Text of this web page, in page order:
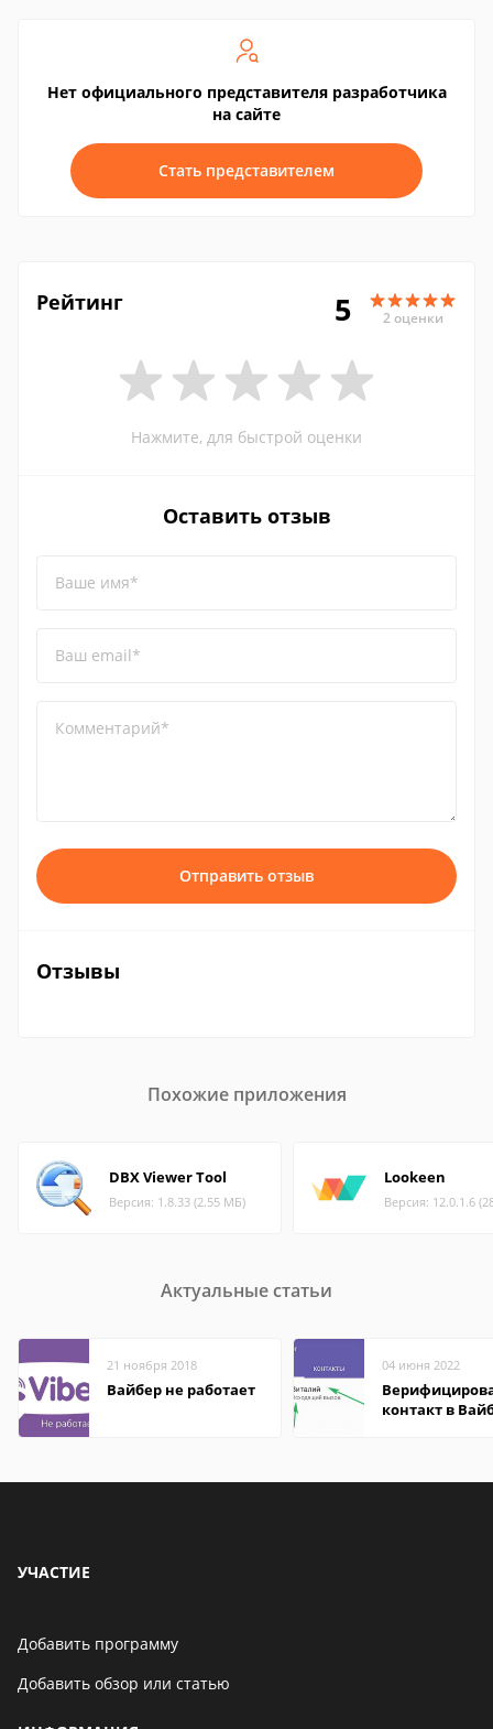
Нет официального представителя разработчика
на сайте
Стать представителем
Рейтинг 5 2 оценки
Нажмите, для быстрой оценки
Оставить отзыв
Ваше имя*
Ваш email*
Комментарий*
Отправить отзыв
Отзывы
Похожие приложения
DBX Viewer Tool
Версия: 1.8.33 (2.55 МБ)
Lookeen
Версия: 12.0.1.6
Актуальные статьи
21 ноября 2018
Вайбер не работает
04 июня 2022
контакт в
УЧАСТИЕ
Добавить программу
Добавить обзор или статью